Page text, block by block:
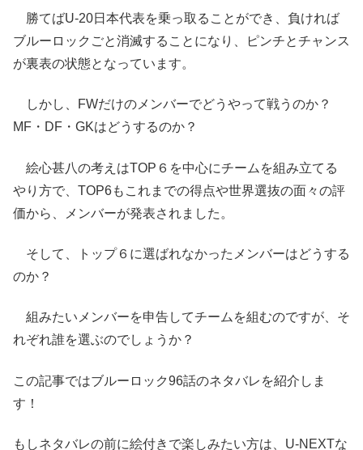
勝てばU-20日本代表を乗っ取ることができ、負ければ
ブルーロックごと消滅することになり、ピンチとチャンス
が裏表の状態となっています。
しかし、FWだけのメンバーでどうやって戦うのか？
MF・DF・GKはどうするのか？
絵心甚八の考えはTOP６を中心にチームを組み立てる
やり方で、TOP6もこれまでの得点や世界選抜の面々の評
価から、メンバーが発表されました。
そして、トップ６に選ばれなかったメンバーはどうする
のか？
組みたいメンバーを申告してチームを組むのですが、そ
れぞれ誰を選ぶのでしょうか？
この記事ではブルーロック96話のネタバレを紹介しま
す！
もしネタバレの前に絵付きで楽しみたい方は、U-NEXTな